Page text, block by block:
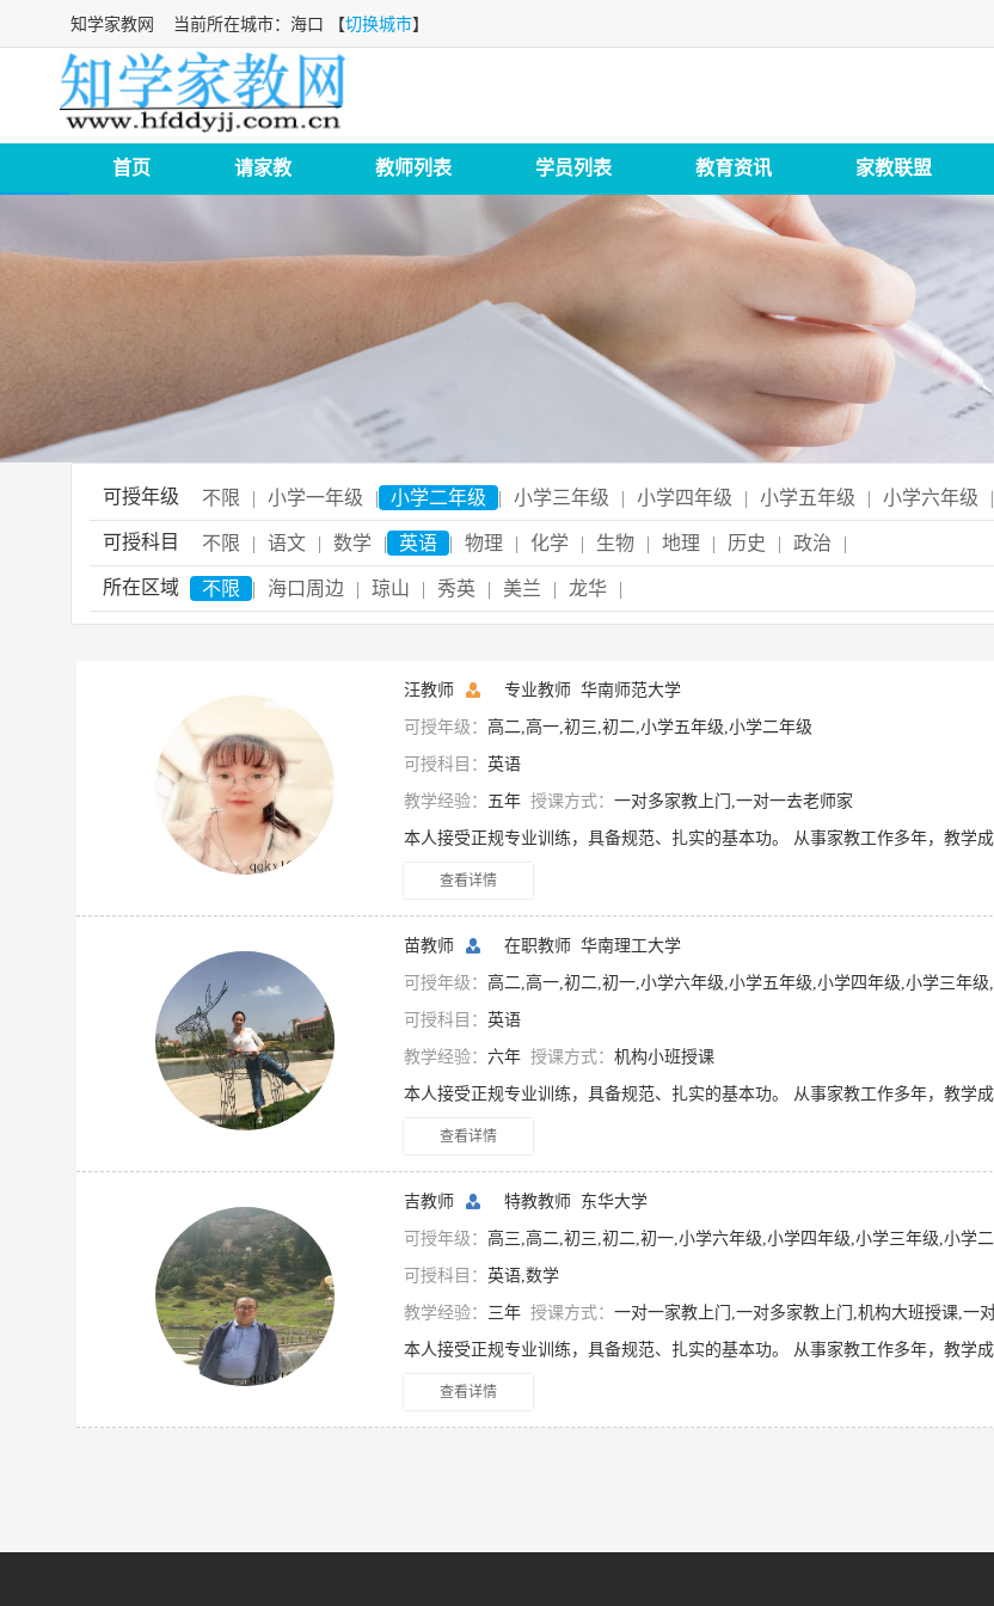
知学家教网 当前所在城市：海口 【切换城市】
首页 请家教 教师列表 学员列表 教育资讯 家教联盟
可授年级 不限 | 小学一年级 | 小学二年级 | 小学三年级 | 小学四年级 | 小学五年级 | 小学六年级 |
可授科目 不限 | 语文 | 数学 | 英语 | 物理 | 化学 | 生物 | 地理 | 历史 | 政治 |
所在区域 不限 | 海口周边 | 琼山 | 秀英 | 美兰 | 龙华 |
汪教师 专业教师 华南师范大学
可授年级： 高二,高一,初三,初二,小学五年级,小学二年级
可授科目： 英语
教学经验： 五年 授课方式： 一对多家教上门,一对一去老师家
查看详情
苗教师 在职教师 华南理工大学
可授年级： 高二,高一,初二,初一,小学六年级,小学五年级,小学四年级,小学三年
可授科目： 英语
教学经验： 六年 授课方式： 机构小班授课
查看详情
吉教师 特教教师 东华大学
可授年级： 高三,高二,初三,初二,初一,小学六年级,小学四年级,小学三年级,小学
可授科目： 英语,数学
教学经验： 三年 授课方式： 一对一家教上门,一对多家教上门,机构大班授课,一
查看详情